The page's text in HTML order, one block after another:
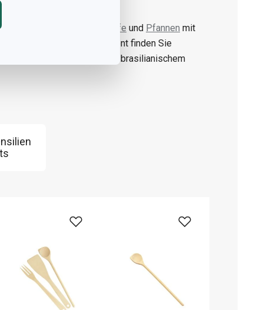
es sich auch für Töpfe und Pfannen mit
sollte. Im WOODY-Sortiment finden Sie
aus brasilianischem